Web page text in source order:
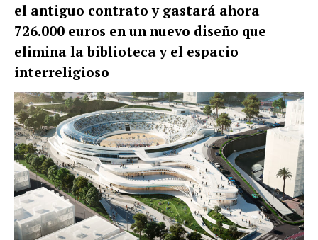
el antiguo contrato y gastará ahora
726.000 euros en un nuevo diseño que
elimina la biblioteca y el espacio
interreligioso